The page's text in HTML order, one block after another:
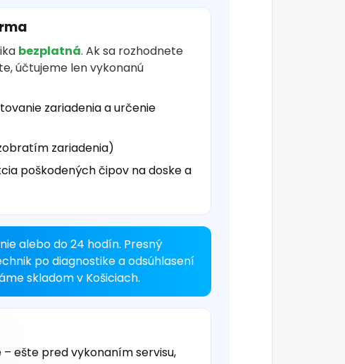
bezplatná. Ak sa rozhodnete
účtujeme len vykonanú
zariadenia a určenie
zariadenia)
poškodených čipov na doske a
alebo do 24 hodín. Presný
po diagnostike a odsúhlasení
skladom v Košiciach.
ešte pred vykonaním servisu,